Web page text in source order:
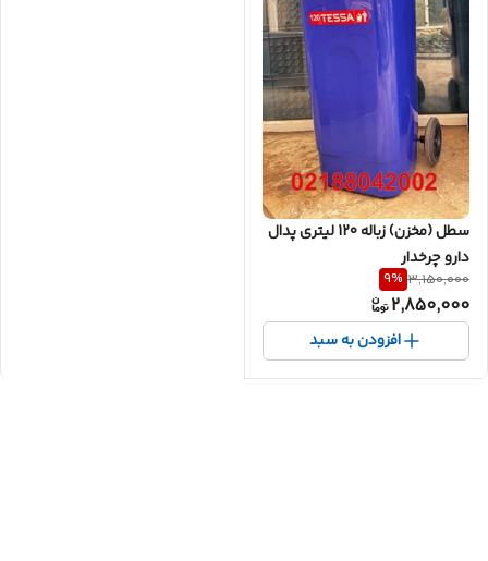
سطل (مخزن) زباله 120 لیتری پدال
دارو چرخدار
3,150,000
9%
2,850,000
افزودن به سبد